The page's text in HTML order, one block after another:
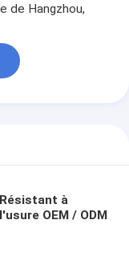
de Hangzhou,
Résistant à
l'usure OEM / ODM